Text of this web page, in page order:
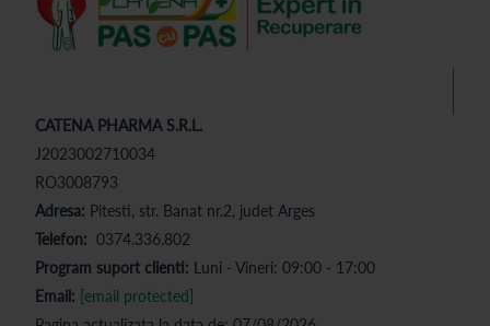
CATENA PHARMA S.R.L.
J2023002710034
RO3008793
Adresa: Pitesti, str. Banat nr.2, judet Arges
Telefon: 0374.336.802
Program suport clienti: Luni - Vineri: 09:00 - 17:00
Email: [email protected]